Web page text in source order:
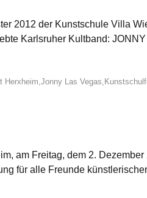
2012 der Kunstschule Villa
Karlsruher Kultband:
Herxheim Jonny Las Vegas
am Freitag, dem 2.
für alle Freunde